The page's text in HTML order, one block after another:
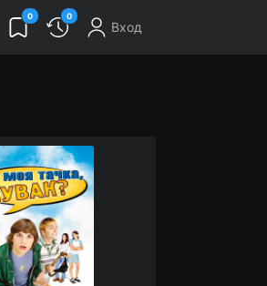
0 0
Вход